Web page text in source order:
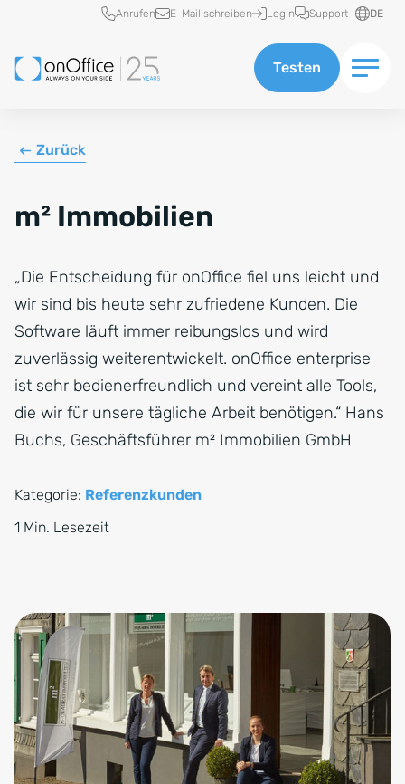
Schnellzugriff
Anrufen E-Mail schreiben Login Support DE
Testen
Zurück
m² Immobilien
„Die Entscheidung für onOffice fiel uns leicht und
wir sind bis heute sehr zufriedene Kunden. Die
Software läuft immer reibungslos und wird
zuverlässig weiterentwickelt. onOffice enterprise
ist sehr bedienerfreundlich und vereint alle Tools,
die wir für unsere tägliche Arbeit benötigen.“ Hans
Buchs, Geschäftsführer m² Immobilien GmbH
Kategorie: Referenzkunden
1 Min. Lesezeit